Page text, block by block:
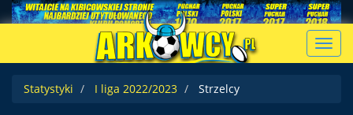
Statystyki
I liga 2022/2023 Strzelcy